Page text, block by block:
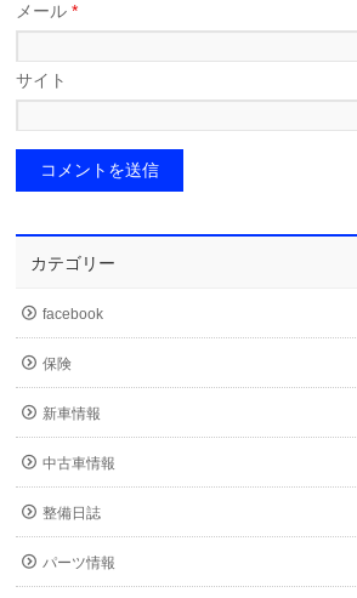
メール*
サイト
カテゴリー
facebook
保険
新車情報
中古車情報
整備日誌
パーツ情報